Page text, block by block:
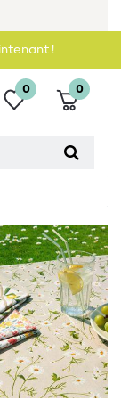
!
0 0